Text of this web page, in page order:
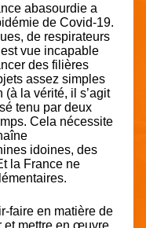
abasourdie a
de Covid-19.
de respirateurs
vue incapable
des filières
assez simples
la vérité, il s’agit
tenu par deux
Cela nécessite
idoines, des
la France ne
faire en matière de
et mettre en œuvre